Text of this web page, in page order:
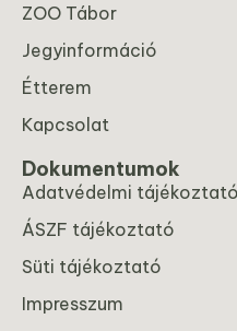
ZOO Tábor
Jegyinformáció
Étterem
Kapcsolat
Dokumentumok
Adatvédelmi tájékoztató
ÁSZF tájékoztató
Süti tájékoztató
Impresszum